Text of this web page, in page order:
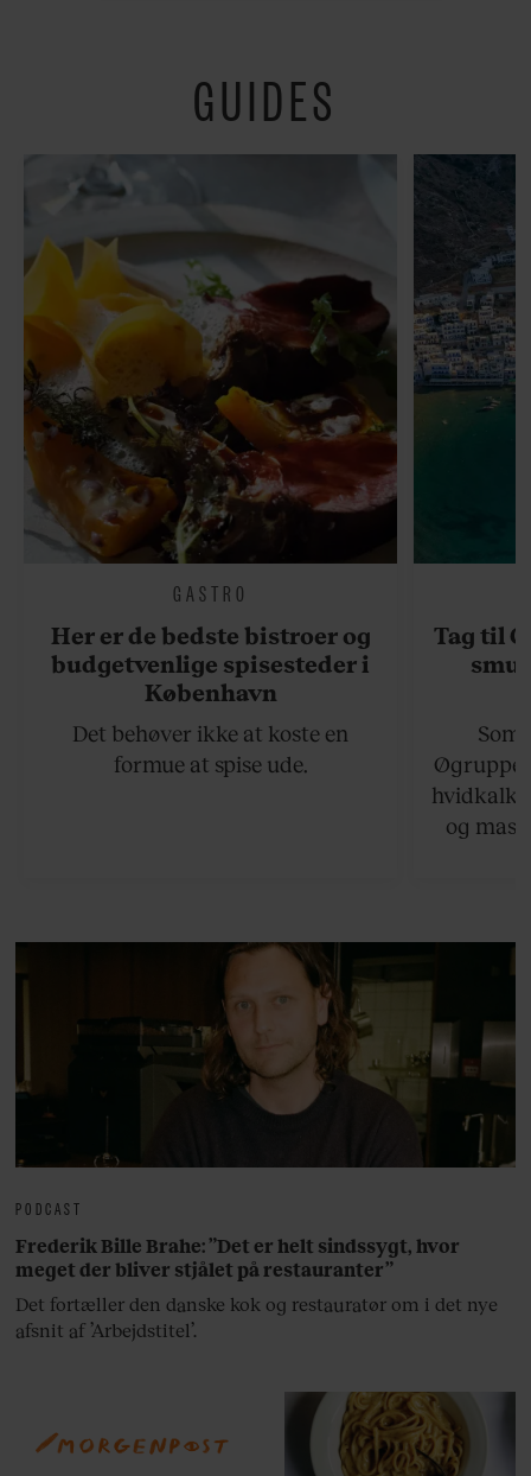
fredeligt”
GUIDES
GASTRO
Her er de bedste bistroer og
budgetvenlige spisesteder i
København
Det behøver ikke at koste en
formue at spise ude.
Tag til
og
PODCAST
Frederik Bille Brahe: ”Det er helt sindssygt, hvor
meget der bliver stjålet på restauranter”
Det fortæller den danske kok og restauratør om i det nye
afsnit af ’Arbejdstitel’.